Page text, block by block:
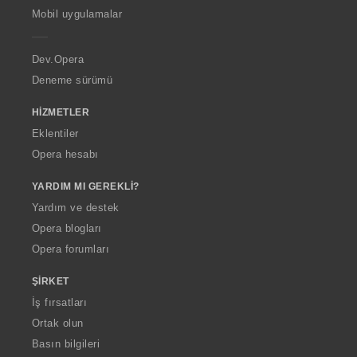
p
a
Mobil uygulamalar
Dev.Opera
Deneme sürümü
HIZMETLER
Eklentiler
Opera hesabı
YARDIM MI GEREKLI?
Yardım ve destek
Opera blogları
Opera forumları
ŞIRKET
İş fırsatları
Ortak olun
Basın bilgileri